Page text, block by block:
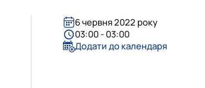
6 червня 2022 року
03:00 - 03:00
Додати до календаря